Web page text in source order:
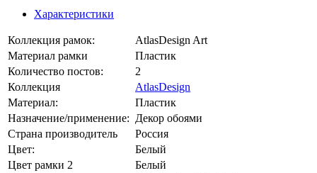
Характеристики
Коллекция рамок:
AtlasDesign Art
Материал рамки
Пластик
Количество постов:
2
Коллекция
AtlasDesign
Материал:
Пластик
Назначение/применение: Декор обоями
Страна производитель
Россия
Цвет:
Белый
Цвет рамки 2
Белый